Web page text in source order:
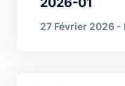
27 Février 2026 -